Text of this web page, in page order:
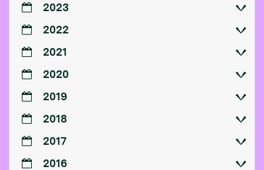
2023
2022
2021
2020
2019
2018
2017
2016